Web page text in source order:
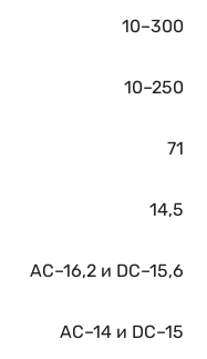
10–300
10–250
71
14,5
AC–16,2 и DC–15,6
AC–14 и DC–15